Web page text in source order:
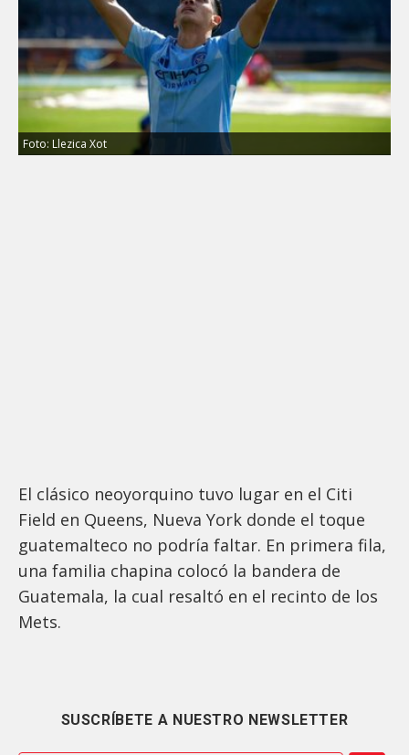
Foto: Llezica Xot
El clásico neoyorquino tuvo lugar en el Citi
Field en Queens, Nueva York donde el toque
guatemalteco no podría faltar. En primera fila,
una familia chapina colocó la bandera de
Guatemala, la cual resaltó en el recinto de los
Mets.
SUSCRÍBETE A NUESTRO NEWSLETTER